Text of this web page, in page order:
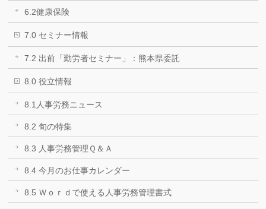
6.2健康保険
7.0 セミナー情報
7.2 出前「勤労者セミナー」：熊本県委託
8.0 役立情報
8.1人事労務ニュース
8.2 旬の特集
8.3 人事労務管理Ｑ＆Ａ
8.4 今月のお仕事カレンダー
8.5 Ｗｏｒｄで使える人事労務管理書式